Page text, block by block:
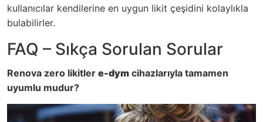
kullanıcılar kendilerine en uygun likit çeşidini kolaylıkla
bulabilirler.
FAQ – Sıkça Sorulan Sorular
Renova zero likitler e-dym cihazlarıyla tamamen
uyumlu mudur?